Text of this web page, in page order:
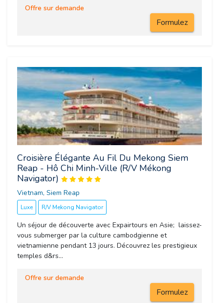
Offre sur demande
Formulez
Croisière Élégante Au Fil Du Mekong Siem
Reap - Hô Chi Minh-Ville (R/V Mékong
Navigator)
Vietnam, Siem Reap
Luxe R/V Mekong Navigator
Un séjour de découverte avec Expairtours en Asie; laissez-
vous submerger par la culture cambodgienne et
vietnamienne pendant 13 jours. Découvrez les prestigieux
temples d&rs...
Offre sur demande
Formulez